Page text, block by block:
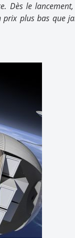
Dès le
prix plus bas que